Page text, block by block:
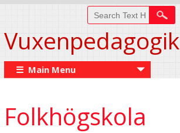
Vuxenpedagogik
☰ Main Menu
Folkhögskola